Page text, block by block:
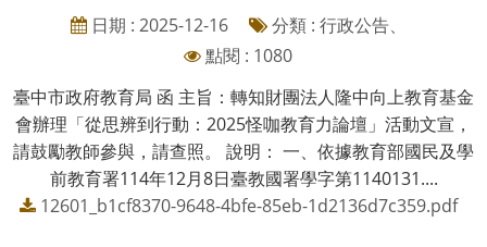
日期 : 2025-12-16
分類 : 行政公告、
點閱 : 1080
臺中市政府教育局 函 主旨：轉知財團法人隆中向上教育基金
會辦理「從思辨到行動：2025怪咖教育力論壇」活動文宣，
請鼓勵教師參與，請查照。 說明： 一、依據教育部國民及學
前教育署114年12月8日臺教國署學字第1140131....
12601_b1cf8370-9648-4bfe-85eb-1d2136d7c359.pdf